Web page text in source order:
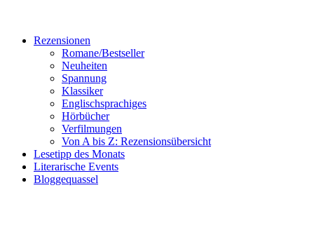
Rezensionen
Romane/Bestseller
Neuheiten
Spannung
Klassiker
Englischsprachiges
Hörbücher
Verfilmungen
Von A bis Z: Rezensionsübersicht
Lesetipp des Monats
Literarische Events
Bloggequassel